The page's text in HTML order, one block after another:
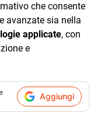
che consente
avanzate sia nella
applicate, con
e
Aggiungi